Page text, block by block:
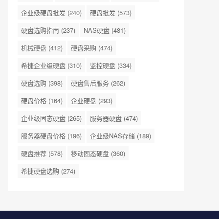
企业级硬盘批发 (240) 硬盘批发 (573)
硬盘选购指南 (237) NAS硬盘 (481)
机械硬盘 (412) 硬盘采购 (474)
希捷企业级硬盘 (310) 监控硬盘 (334)
硬盘选购 (398) 硬盘售后服务 (262)
硬盘价格 (164) 企业硬盘 (293)
企业级固态硬盘 (265) 服务器硬盘 (474)
服务器硬盘价格 (196) 企业级NAS存储 (189)
硬盘推荐 (578) 移动固态硬盘 (360)
希捷硬盘选购 (274)